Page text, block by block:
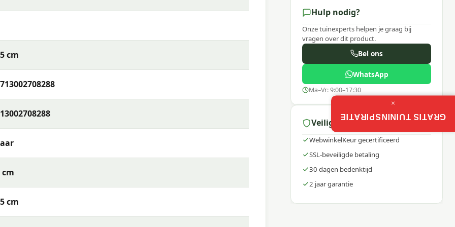
cm
cm
cm
Hulp nodig?
Onze tuinexperts helpen je graag bij
vragen over dit product.
Bel ons
WhatsApp
Ma–Vr: 9:00–17:30
Veilig winkelen
WebwinkelKeur gecertificeerd
SSL-beveiligde betaling
30 dagen bedenktijd
2 jaar garantie
GRATIS TUININSPIRATIE
×